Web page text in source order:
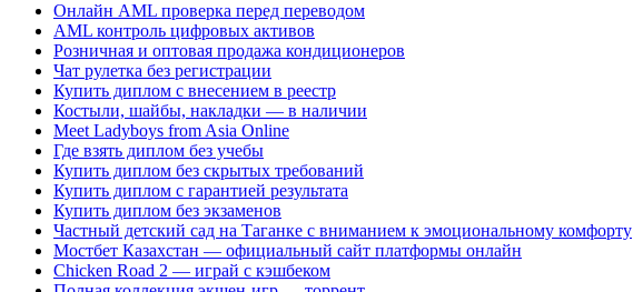
Онлайн AML проверка перед переводом
AML контроль цифровых активов
Розничная и оптовая продажа кондиционеров
Чат рулетка без регистрации
Купить диплом с внесением в реестр
Костыли, шайбы, накладки — в наличии
Meet Ladyboys from Asia Online
Где взять диплом без учебы
Купить диплом без скрытых требований
Купить диплом с гарантией результата
Купить диплом без экзаменов
Частный детский сад на Таганке с вниманием к эмоциональному комфорту
Мостбет Казахстан — официальный сайт платформы онлайн
Chicken Road 2 — играй с кэшбеком